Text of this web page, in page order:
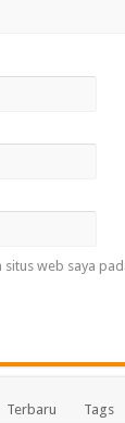
situs web saya
Terbaru Tags